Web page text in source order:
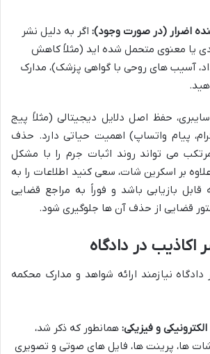
اضرار (در صورت وجود): اگر به دلیل نشر
یا معنوی متحمل شده اید (مثلاً کاهش
آسیب های روحی با گواهی پزشک)، مدارک
حفظ اصل دلایل دیجیتالی (مثلاً پیج
پیام واتساپ) اهمیت حیاتی دارد. حذف
می تواند روند اثبات جرم را با مشکل
علاوه بر اسکرین شات، سعی کنید اطلاعات را به
بازیابی باشد و فوراً به مراجع قضایی
قضایی از حذف آن ها جلوگیری شود.
اکاذیب در دادگاه
دادگاه نیازمند ارائه شواهد و مدارک محکمه
و فیزیکی: همانطور که ذکر شد،
ها، پرینت ها، فایل های صوتی و تصویری